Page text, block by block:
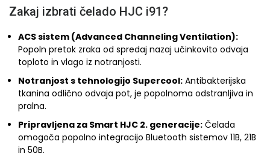
Zakaj izbrati čelado HJC i91?
ACS sistem (Advanced Channeling Ventilation):
Popoln pretok zraka od spredaj nazaj učinkovito odvaja
toploto in vlago iz notranjosti.
Notranjost s tehnologijo Supercool: Antibakterijska
tkanina odlično odvaja pot, je popolnoma odstranljiva in
pralna.
Pripravljena za Smart HJC 2. generacije: Čelada
omogoča popolno integracijo Bluetooth sistemov 11B, 21B
in 50B.